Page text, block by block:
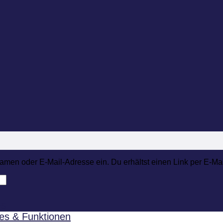
& Funktionen
oder E-Mail-Adresse ein. Du erhältst einen Link per E-